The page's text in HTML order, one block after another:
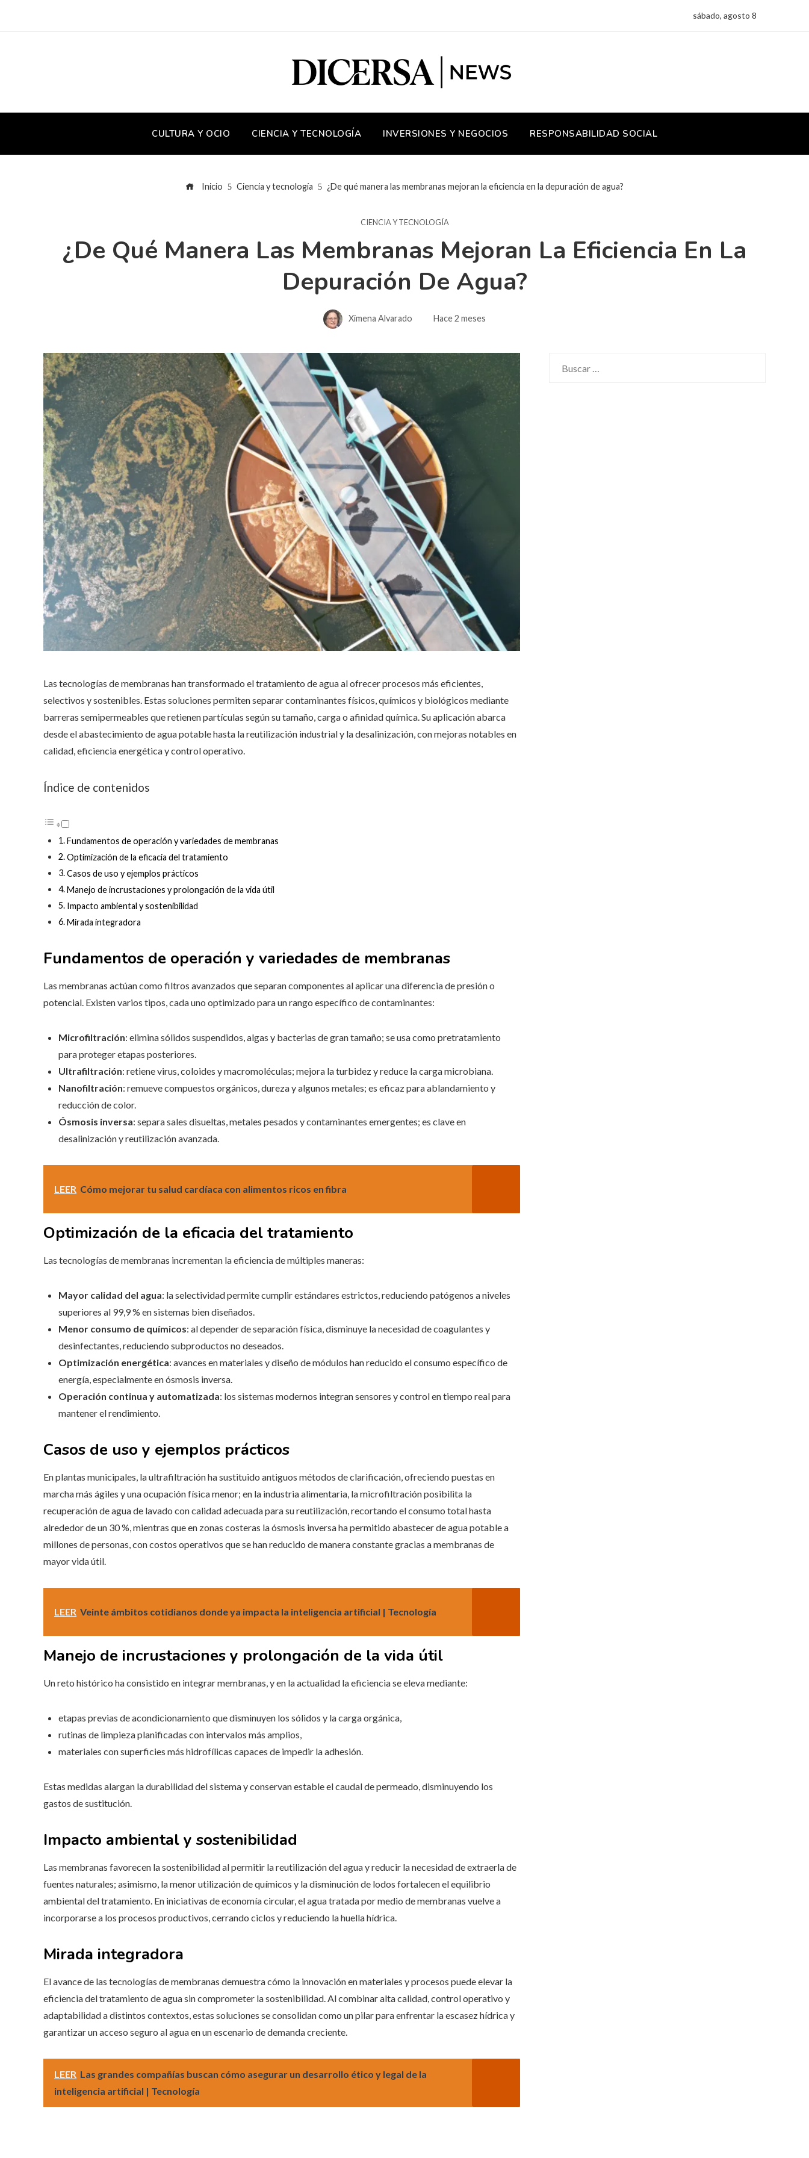
sábado, agosto 8
CULTURA Y OCIO CIENCIA Y TECNOLOGÍA INVERSIONES Y NEGOCIOS RESPONSABILIDAD SOCIAL
Inicio Ciencia y tecnología ¿De qué manera las membranas mejoran la eficiencia en la depuración de agua?
CIENCIA Y TECNOLOGÍA
¿De Qué Manera Las Membranas Mejoran La Eficiencia En La
Depuración De Agua?
Ximena Alvarado Hace 2 meses
Las tecnologías de membranas han transformado el tratamiento de agua al ofrecer procesos más eficientes,
selectivos y sostenibles. Estas soluciones permiten separar contaminantes físicos, químicos y biológicos mediante
barreras semipermeables que retienen partículas según su tamaño, carga o afinidad química. Su aplicación abarca
desde el abastecimiento de agua potable hasta la reutilización industrial y la desalinización, con mejoras notables en
calidad, eficiencia energética y control operativo.
Índice de contenidos
Fundamentos de operación y variedades de membranas
Optimización de la eficacia del tratamiento
Casos de uso y ejemplos prácticos
Manejo de incrustaciones y prolongación de la vida útil
Impacto ambiental y sostenibilidad
Mirada integradora
Fundamentos de operación y variedades de membranas
Las membranas actúan como filtros avanzados que separan componentes al aplicar una diferencia de presión o
potencial. Existen varios tipos, cada uno optimizado para un rango específico de contaminantes:
Microfiltración: elimina sólidos suspendidos, algas y bacterias de gran tamaño; se usa como pretratamiento
para proteger etapas posteriores.
Ultrafiltración: retiene virus, coloides y macromoléculas; mejora la turbidez y reduce la carga microbiana.
Nanofiltración: remueve compuestos orgánicos, dureza y algunos metales; es eficaz para ablandamiento y
reducción de color.
Ósmosis inversa: separa sales disueltas, metales pesados y contaminantes emergentes; es clave en
desalinización y reutilización avanzada.
LEER Cómo mejorar tu salud cardíaca con alimentos ricos en fibra
Optimización de la eficacia del tratamiento
Las tecnologías de membranas incrementan la eficiencia de múltiples maneras:
Mayor calidad del agua: la selectividad permite cumplir estándares estrictos, reduciendo patógenos a niveles
superiores al 99,9 % en sistemas bien diseñados.
Menor consumo de químicos: al depender de separación física, disminuye la necesidad de coagulantes y
desinfectantes, reduciendo subproductos no deseados.
Optimización energética: avances en materiales y diseño de módulos han reducido el consumo específico de
energía, especialmente en ósmosis inversa.
Operación continua y automatizada: los sistemas modernos integran sensores y control en tiempo real para
mantener el rendimiento.
Casos de uso y ejemplos prácticos
En plantas municipales, la ultrafiltración ha sustituido antiguos métodos de clarificación, ofreciendo puestas en
marcha más ágiles y una ocupación física menor; en la industria alimentaria, la microfiltración posibilita la
recuperación de agua de lavado con calidad adecuada para su reutilización, recortando el consumo total hasta
alrededor de un 30 %, mientras que en zonas costeras la ósmosis inversa ha permitido abastecer de agua potable a
millones de personas, con costos operativos que se han reducido de manera constante gracias a membranas de
mayor vida útil.
LEER Veinte ámbitos cotidianos donde ya impacta la inteligencia artificial | Tecnología
Manejo de incrustaciones y prolongación de la vida útil
Un reto histórico ha consistido en integrar membranas, y en la actualidad la eficiencia se eleva mediante:
etapas previas de acondicionamiento que disminuyen los sólidos y la carga orgánica,
rutinas de limpieza planificadas con intervalos más amplios,
materiales con superficies más hidrofílicas capaces de impedir la adhesión.
Estas medidas alargan la durabilidad del sistema y conservan estable el caudal de permeado, disminuyendo los
gastos de sustitución.
Impacto ambiental y sostenibilidad
Las membranas favorecen la sostenibilidad al permitir la reutilización del agua y reducir la necesidad de extraerla de
fuentes naturales; asimismo, la menor utilización de químicos y la disminución de lodos fortalecen el equilibrio
ambiental del tratamiento. En iniciativas de economía circular, el agua tratada por medio de membranas vuelve a
incorporarse a los procesos productivos, cerrando ciclos y reduciendo la huella hídrica.
Mirada integradora
El avance de las tecnologías de membranas demuestra cómo la innovación en materiales y procesos puede elevar la
eficiencia del tratamiento de agua sin comprometer la sostenibilidad. Al combinar alta calidad, control operativo y
adaptabilidad a distintos contextos, estas soluciones se consolidan como un pilar para enfrentar la escasez hídrica y
garantizar un acceso seguro al agua en un escenario de demanda creciente.
LEER Las grandes compañías buscan cómo asegurar un desarrollo ético y legal de la
inteligencia artificial | Tecnología